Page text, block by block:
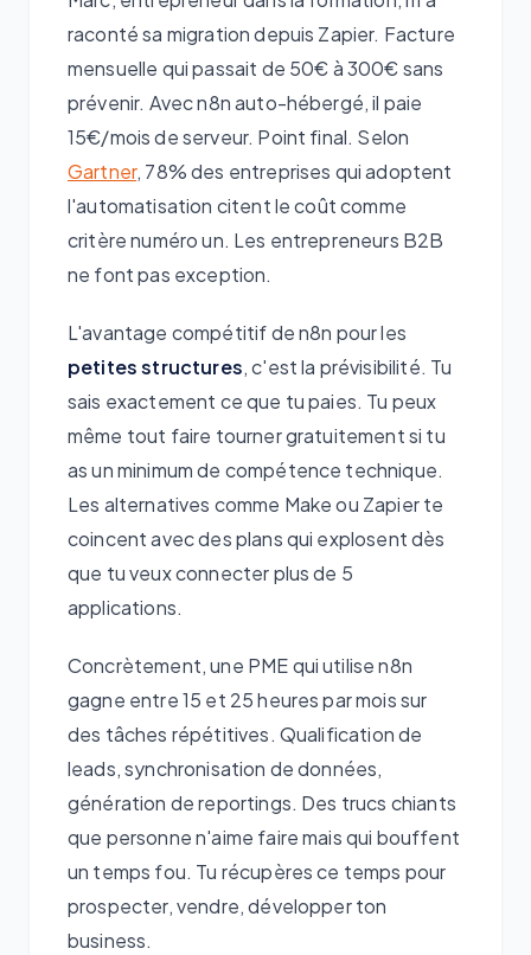
raconté sa migration depuis Zapier. Facture
mensuelle qui passait de 50€ à 300€ sans
prévenir. Avec n8n auto-hébergé, il paie
15€/mois de serveur. Point final. Selon
Gartner, 78% des entreprises qui adoptent
l'automatisation citent le coût comme
critère numéro un. Les entrepreneurs B2B
ne font pas exception.
L'avantage compétitif de n8n pour les
petites structures, c'est la prévisibilité. Tu
sais exactement ce que tu paies. Tu peux
même tout faire tourner gratuitement si tu
as un minimum de compétence technique.
Les alternatives comme Make ou Zapier te
coincent avec des plans qui explosent dès
que tu veux connecter plus de 5
applications.
Concrètement, une PME qui utilise n8n
gagne entre 15 et 25 heures par mois sur
des tâches répétitives. Qualification de
leads, synchronisation de données,
génération de reportings. Des trucs chiants
que personne n'aime faire mais qui bouffent
un temps fou. Tu récupères ce temps pour
prospecter, vendre, développer ton
business.